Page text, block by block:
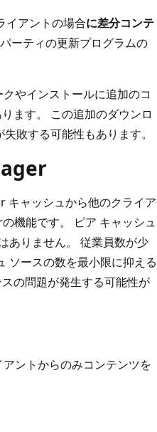
イアントの場合に差分コンテ
ーティの更新プログラムの
やインストールに追加のコ
ます。 この追加のダウンロ
敗する可能性もあります。
ャッシュから他のクライア
機能です。 ピア キャッシュ
ありません。 従業員数が少
ソースの数を最小限に抑える
の問題が発生する可能性が
ントからのみコンテンツを